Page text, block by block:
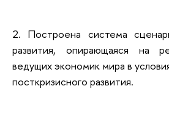
2. Построена система
развития, опирающаяся на
ведущих экономик мира в
посткризисного развития.